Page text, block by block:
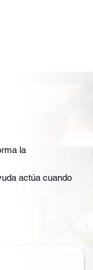
la
actúa cuando